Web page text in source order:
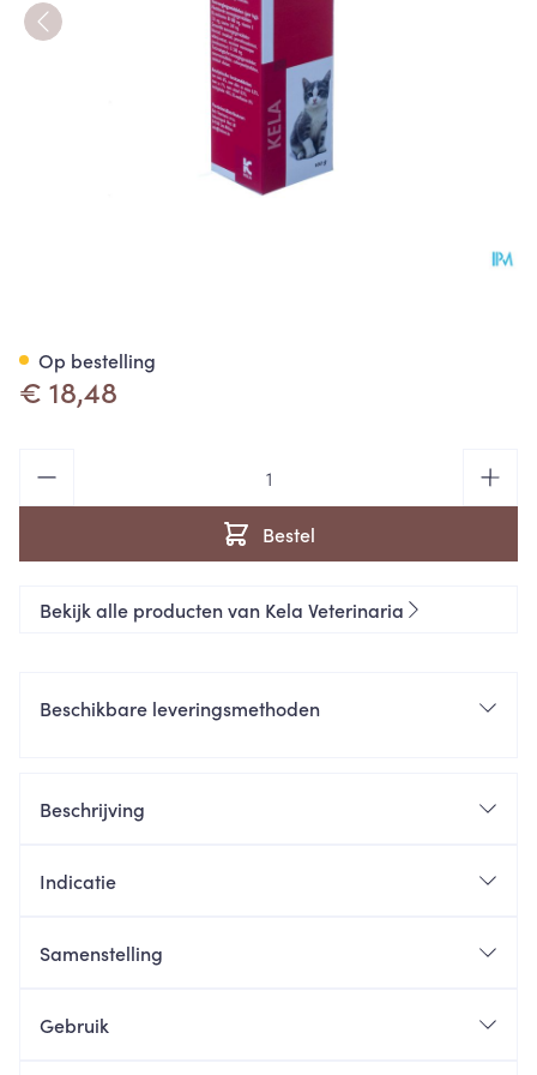
€ 18,48
Bestel
Op bestelling
Bekijk alle producten van Kela Veterinaria
Beschikbare leveringsmethoden
Beschrijving
Indicatie
Samenstelling
Gebruik